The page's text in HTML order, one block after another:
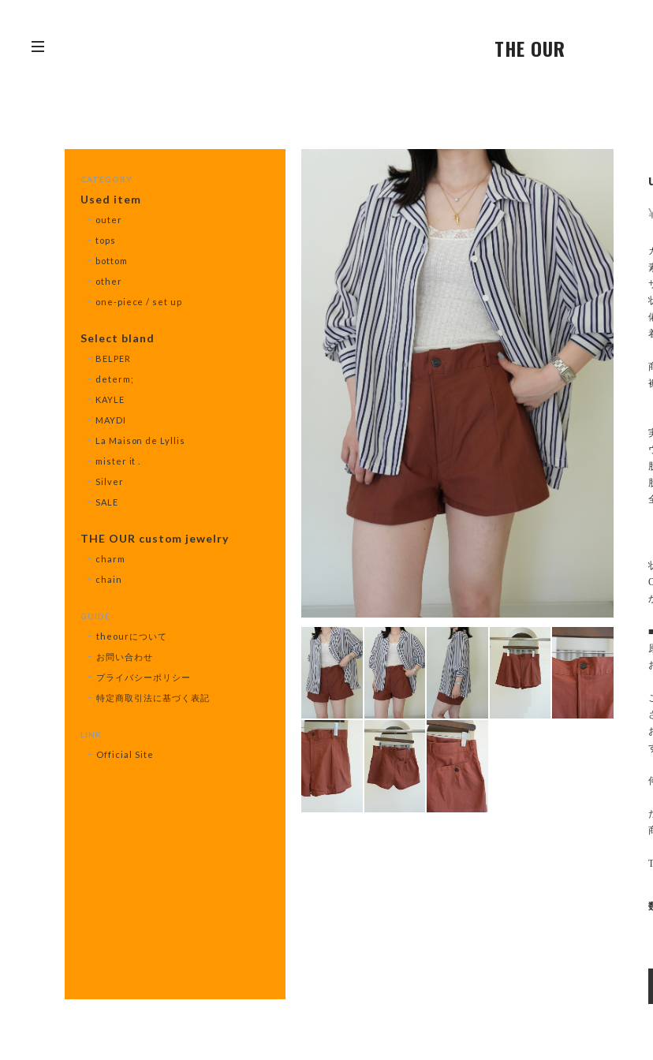
THE OUR
CATEGORY
Used item
outer
tops
bottom
other
one-piece / set up
Select bland
BELPER
determ;
KAYLE
MAYDI
La Maison de Lyllis
mister it .
Silver
SALE
THE OUR custom jewelry
charm
chain
GUIDE
theourについて
お問い合わせ
プライバシーポリシー
特定商取引法に基づく表記
LINK
Official Site